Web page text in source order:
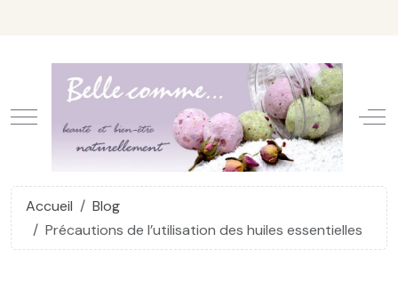
Mobile Menu Toggle
Accueil
Blog
Précautions de l’utilisation des huiles essentielles